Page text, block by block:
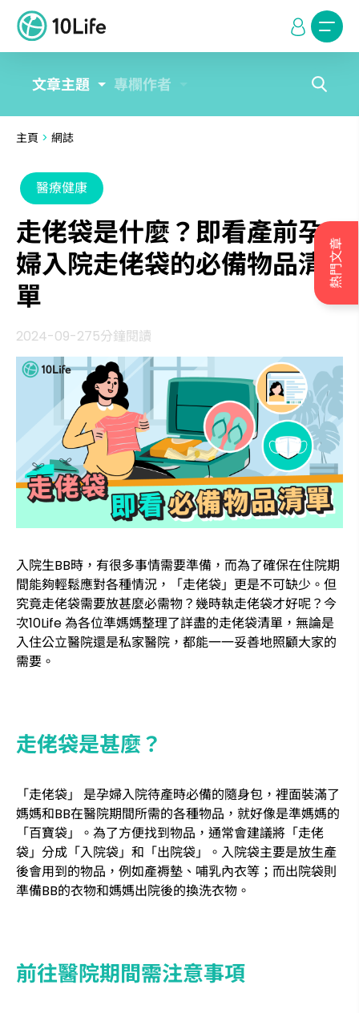
熱門文章
文章主題 專欄作者
主頁 > 網誌
醫療健康
走佬袋是什麼？即看產前孕
婦入院走佬袋的必備物品清
單
2024-09-275分鐘閱讀
入院生BB時，有很多事情需要準備，而為了確保在住院期
間能夠輕鬆應對各種情況，「走佬袋」更是不可缺少。但
究竟走佬袋需要放甚麼必需物？幾時執走佬袋才好呢？今
次10Life 為各位準媽媽整理了詳盡的走佬袋清單，無論是
入住公立醫院還是私家醫院，都能一一妥善地照顧大家的
需要。
走佬袋是甚麼？
「走佬袋」 是孕婦入院待產時必備的隨身包，裡面裝滿了
媽媽和BB在醫院期間所需的各種物品，就好像是準媽媽的
「百寶袋」。為了方便找到物品，通常會建議將「走佬
袋」分成「入院袋」和「出院袋」。入院袋主要是放生產
後會用到的物品，例如產褥墊、哺乳內衣等；而出院袋則
準備BB的衣物和媽媽出院後的換洗衣物。
前往醫院期間需注意事項